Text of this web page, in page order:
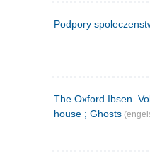
Podpory
The Oxford Ibsen.
house ; Ghosts